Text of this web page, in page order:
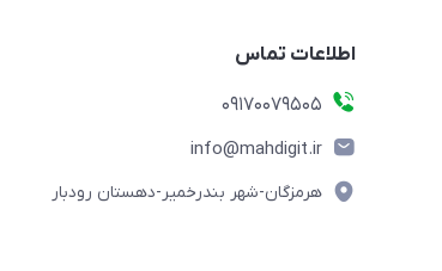
اطلاعات تماس
09170079505
info@mahdigit.ir
هرمزگان-شهر بندرخمیر-دهستان رودبار